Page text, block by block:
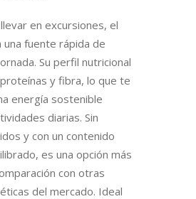
en excursiones, el
una fuente rápida de
Su perfil nutricional
y fibra, lo que te
energía sostenible
diarias. Sin
y con un contenido
es una opción más
con otras
del mercado. Ideal